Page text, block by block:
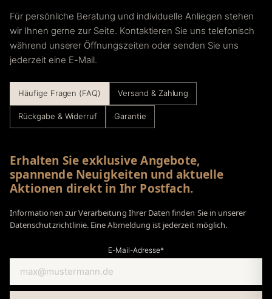
Für persönliche Beratung und individuelle Anliegen stehen
wir Ihnen gerne zur Seite. Kontaktieren Sie uns telefonisch
während unserer Öffnungszeiten oder senden Sie uns
jederzeit eine E-Mail.
Häufige Fragen (FAQ) Versand & Zahlung
Rückgabe & Widerruf Garantie
Erhalten Sie exklusive Angebote,
spannende Neuigkeiten und aktuelle
Aktionen direkt in Ihr Postfach.
Informationen zur Verarbeitung Ihrer Daten finden Sie in unserer
Datenschutzrichtlinie. Eine Abmeldung ist jederzeit möglich.
E-Mail-Adresse*